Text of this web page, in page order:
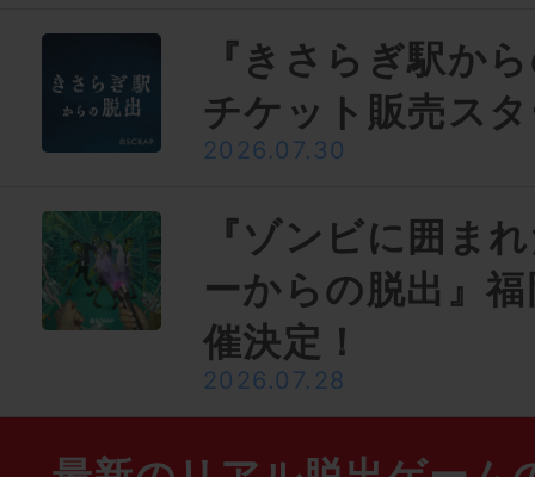
『きさらぎ駅か
チケット販売ス
2026.07.30
『ゾンビに囲ま
ーからの脱出』
催決定！
2026.07.28